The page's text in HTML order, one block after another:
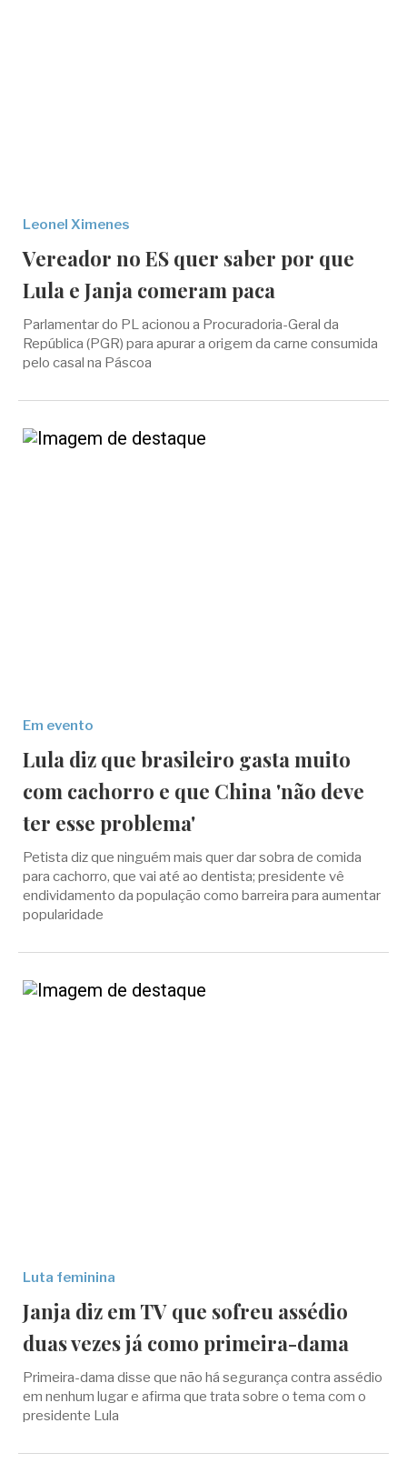
Leonel Ximenes
Vereador no ES quer saber por que
Lula e Janja comeram paca
Parlamentar do PL acionou a Procuradoria-Geral da
República (PGR) para apurar a origem da carne consumida
pelo casal na Páscoa
Em evento
Lula diz que brasileiro gasta muito
com cachorro e que China 'não deve
ter esse problema'
Petista diz que ninguém mais quer dar sobra de comida
para cachorro, que vai até ao dentista; presidente vê
endividamento da população como barreira para aumentar
popularidade
Luta feminina
Janja diz em TV que sofreu assédio
duas vezes já como primeira-dama
Primeira-dama disse que não há segurança contra assédio
em nenhum lugar e afirma que trata sobre o tema com o
presidente Lula